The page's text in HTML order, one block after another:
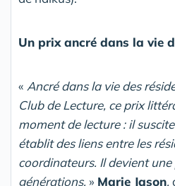
Un prix ancré dans la vie
« Ancré dans la vie des
Club de Lecture, ce prix
moment de lecture : il
établit des liens entre les
coordinateurs. Il devient une
générations.» Marie Jason,